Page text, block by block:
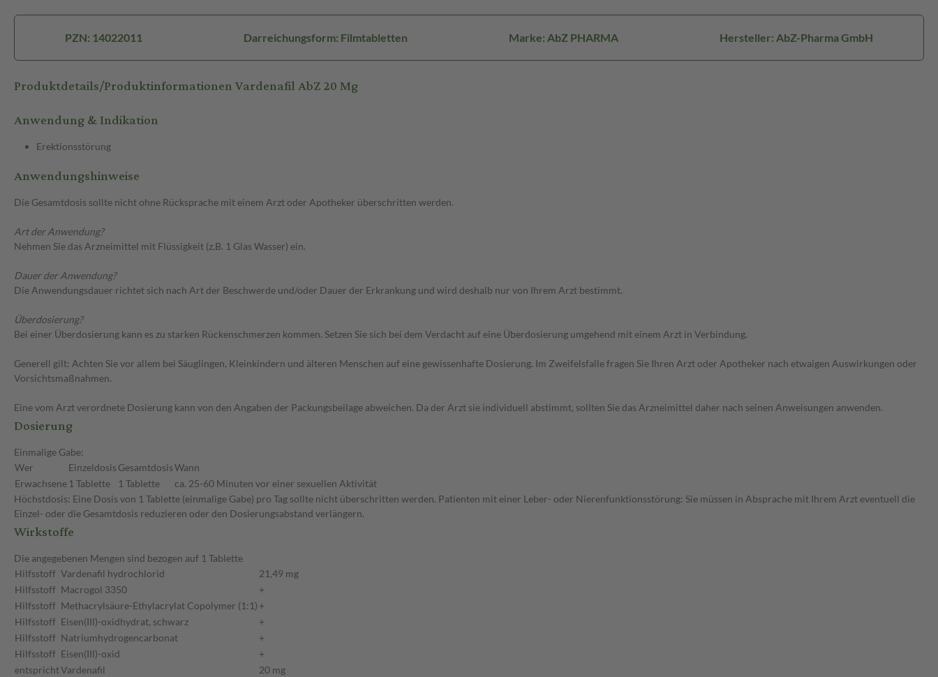
PZN: 14022011 Darreichungsform: Filmtabletten Marke: AbZ PHARMA Hersteller: AbZ-Pharma GmbH
Produktdetails/Produktinformationen Vardenafil AbZ 20 Mg
Anwendung & Indikation
Erektionsstörung
Anwendungshinweise
Die Gesamtdosis sollte nicht ohne Rücksprache mit einem Arzt oder Apotheker überschritten werden.
Art der Anwendung?
Nehmen Sie das Arzneimittel mit Flüssigkeit (z.B. 1 Glas Wasser) ein.
Dauer der Anwendung?
Die Anwendungsdauer richtet sich nach Art der Beschwerde und/oder Dauer der Erkrankung und wird deshalb nur von Ihrem Arzt bestimmt.
Überdosierung?
Bei einer Überdosierung kann es zu starken Rückenschmerzen kommen. Setzen Sie sich bei dem Verdacht auf eine Überdosierung umgehend mit einem Arzt in Verbindung.
Generell gilt: Achten Sie vor allem bei Säuglingen, Kleinkindern und älteren Menschen auf eine gewissenhafte Dosierung. Im Zweifelsfalle fragen Sie Ihren Arzt oder Apotheker nach etwaigen Auswirkungen oder
Vorsichtsmaßnahmen.
Eine vom Arzt verordnete Dosierung kann von den Angaben der Packungsbeilage abweichen. Da der Arzt sie individuell abstimmt, sollten Sie das Arzneimittel daher nach seinen Anweisungen anwenden.
Dosierung
Einmalige Gabe:
Wer
Einzeldosis GesamtdosisWann
Erwachsene 1 Tablette 1 Tablette
ca. 25-60 Minuten vor einer sexuellen Aktivität
Höchstdosis: Eine Dosis von 1 Tablette (einmalige Gabe) pro Tag sollte nicht überschritten werden. Patienten mit einer Leber- oder Nierenfunktionsstörung: Sie müssen in Absprache mit Ihrem Arzt eventuell die
Einzel- oder die Gesamtdosis reduzieren oder den Dosierungsabstand verlängern.
Wirkstoffe
Die angegebenen Mengen sind bezogen auf 1 Tablette
Hilfsstoff Vardenafil hydrochlorid
21,49 mg
Hilfsstoff Macrogol 3350
+
Hilfsstoff Methacrylsäure-Ethylacrylat Copolymer (1:1) +
Hilfsstoff Eisen(III)-oxidhydrat, schwarz
+
Hilfsstoff Natriumhydrogencarbonat
+
Hilfsstoff Eisen(III)-oxid
+
entsprichtVardenafil
20 mg